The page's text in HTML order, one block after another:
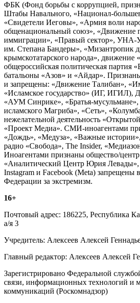
ФБК (Фонд борьбы с коррупцией,
Штабы Навального, «Национал-
«Свидетели Иеговы», «Армия воли
общенациональный союз», «Движение
иммиграции», «Правый сектор»,
им. Степана Бандеры», «Мизантропик
крымскотатарского народа», движение
общероссийская политическая партия
батальоны «Азов» и «Айдар».
и запрещены: «Движение Талибан»,
«Исламское государство» (ИГ, ИГИЛ),
«АУМ Синрике», «Братья-мусульмане»,
исламского Магриба», «Сеть»,
нежелательной деятельность
«Проект Медиа». СМИ-иноагентами
«Дождь», «Медуза», «Важные
радио «Свобода», The Insider,
Иноагентами признаны общество/
«Аналитический Центр Юрия Левады»,
Instagram и Facebook (Metа) запрещены
Федерации за экстремизм.
16+
Почтовый адрес: 186225, Республика
а/я 3
Учредитель: Алексеев Алексей
Главный редактор: Алексеев Алексей
Зарегистрировано Федеральной
связи, информационных технологий и
коммуникаций (Роскомнадзор)